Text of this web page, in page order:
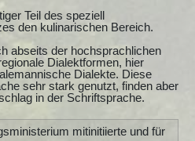
Teil des speziell
den kulinarischen Bereich.
abseits der hochsprachlichen
Dialektformen, hier
Dialekte. Diese
sehr stark genutzt, finden aber
in der Schriftsprache.
mitinitiierte und für